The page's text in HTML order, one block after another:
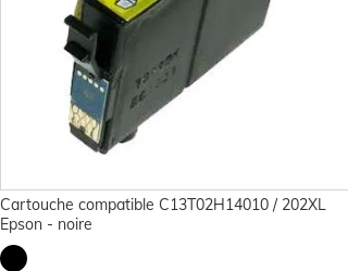
Cartouche compatible C13T02H14010 / 202XL
Epson - noire